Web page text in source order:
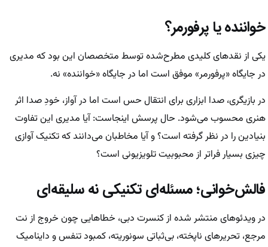
خواننده یا پرفورمر؟
یکی از نقد‌های کلیدی مطرح‌شده توسط متخصصان این بود که مدیری
در جایگاه «پرفورمر» موفق است اما در جایگاه «خواننده» نه.
در بازیگری، صدا ابزاری برای انتقال حس است اما در آواز، خودِ صدا اثر
هنری محسوب می‌شود. حال پرسش اینجاست: آیا مدیری این تفاوت
بنیادین را در نظر گرفته است؟ و آیا مخاطبان می‌دانند که تکنیک آوازی
چیزی بسیار فراتر از محبوبیت تلویزیونی است؟
فالش‌خوانی؛ مسئله‌ای تکنیکی نه سلیقه‌ای
در ویدئو‌های منتشر شده از کنسرت دبی، خطاهایی چون خروج از نت
مرجع، تحریر‌های ناپخته، بی‌ثباتی سونوریته، کمبود تنفس و داینامیک